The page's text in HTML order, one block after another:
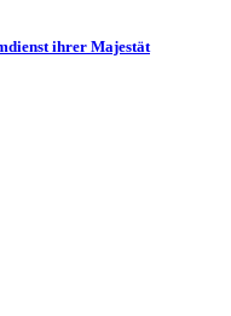
ihrer Majestät